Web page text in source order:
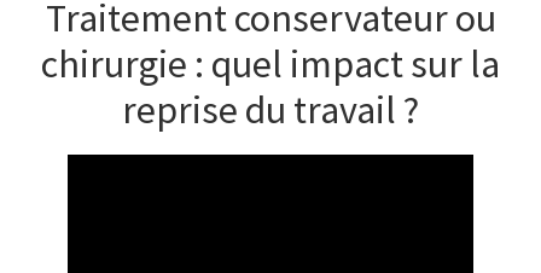
Traitement conservateur ou
chirurgie : quel impact sur la
reprise du travail ?